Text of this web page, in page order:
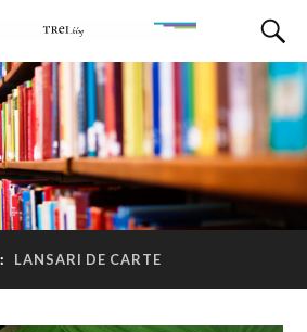
LANSARI DE CARTE